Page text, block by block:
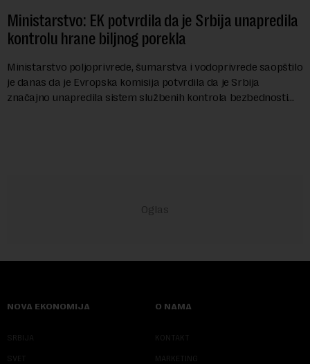
Ministarstvo: EK potvrdila da je Srbija unapredila
kontrolu hrane biljnog porekla
Ministarstvo poljoprivrede, šumarstva i vodoprivrede saopštilo
je danas da je Evropska komisija potvrdila da je Srbija
značajno unapredila sistem službenih kontrola bezbednosti
NOVA EKONOMIJA
SRBIJA
SVET
O NAMA
KONTAKT
MARKETING